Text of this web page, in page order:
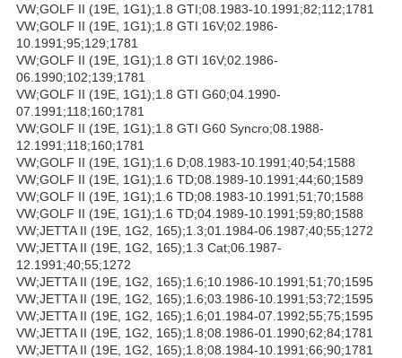
VW;GOLF II (19E, 1G1);1.8 GTI;08.1983-10.1991;82;112;1781
VW;GOLF II (19E, 1G1);1.8 GTI 16V;02.1986-
10.1991;95;129;1781
VW;GOLF II (19E, 1G1);1.8 GTI 16V;02.1986-
06.1990;102;139;1781
VW;GOLF II (19E, 1G1);1.8 GTI G60;04.1990-
07.1991;118;160;1781
VW;GOLF II (19E, 1G1);1.8 GTI G60 Syncro;08.1988-
12.1991;118;160;1781
VW;GOLF II (19E, 1G1);1.6 D;08.1983-10.1991;40;54;1588
VW;GOLF II (19E, 1G1);1.6 TD;08.1989-10.1991;44;60;1589
VW;GOLF II (19E, 1G1);1.6 TD;08.1983-10.1991;51;70;1588
VW;GOLF II (19E, 1G1);1.6 TD;04.1989-10.1991;59;80;1588
VW;JETTA II (19E, 1G2, 165);1.3;01.1984-06.1987;40;55;1272
VW;JETTA II (19E, 1G2, 165);1.3 Cat;06.1987-
12.1991;40;55;1272
VW;JETTA II (19E, 1G2, 165);1.6;10.1986-10.1991;51;70;1595
VW;JETTA II (19E, 1G2, 165);1.6;03.1986-10.1991;53;72;1595
VW;JETTA II (19E, 1G2, 165);1.6;01.1984-07.1992;55;75;1595
VW;JETTA II (19E, 1G2, 165);1.8;08.1986-01.1990;62;84;1781
VW;JETTA II (19E, 1G2, 165);1.8;08.1984-10.1991;66;90;1781